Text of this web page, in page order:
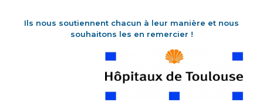
Ils nous soutiennent chacun à leur manière et nous
souhaitons les en remercier !